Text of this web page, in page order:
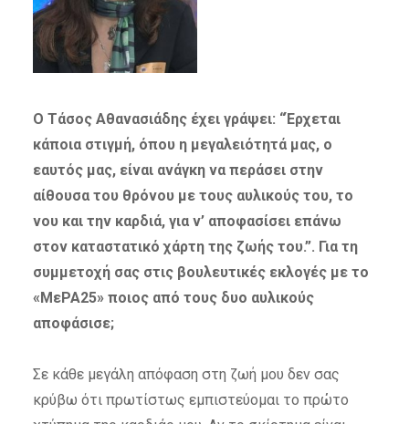
Ο Τάσος Αθανασιάδης έχει γράψει: “Έρχεται
κάποια στιγμή, όπου η μεγαλειότητά μας, ο
εαυτός μας, είναι ανάγκη να περάσει στην
αίθουσα του θρόνου με τους αυλικούς του, το
νου και την καρδιά, για ν’ αποφασίσει επάνω
στον καταστατικό χάρτη της ζωής του.”. Για τη
συμμετοχή σας στις βουλευτικές εκλογές με το
«ΜεΡΑ25» ποιος από τους δυο αυλικούς
αποφάσισε;
Σε κάθε μεγάλη απόφαση στη ζωή μου δεν σας
κρύβω ότι πρωτίστως εμπιστεύομαι το πρώτο